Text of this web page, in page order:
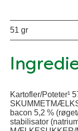
51 gr
Kartofler/Poteter¹
bacon 5,2 %
stabilisator